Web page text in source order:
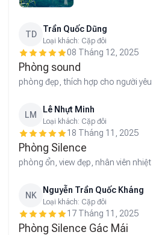
TD
Trần Quốc Dũng
Loại khách: Cặp đôi
08 Tháng 12, 2025
Phòng sound
phòng đẹp, thích hợp cho người
LM
Lê Nhựt Minh
Loại khách: Cặp đôi
18 Tháng 11, 2025
Phòng Silence
phòng ổn, view đẹp, nhân viên nhiệt
NK
Nguyễn Trần Quốc Kháng
Loại khách: Cặp đôi
17 Tháng 11, 2025
Phòng Silence Gác Mái